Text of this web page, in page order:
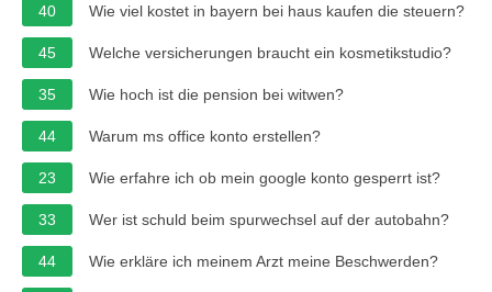
40 Wie viel kostet in bayern bei haus kaufen die steuern?
45 Welche versicherungen braucht ein kosmetikstudio?
35 Wie hoch ist die pension bei witwen?
44 Warum ms office konto erstellen?
23 Wie erfahre ich ob mein google konto gesperrt ist?
33 Wer ist schuld beim spurwechsel auf der autobahn?
44 Wie erkläre ich meinem Arzt meine Beschwerden?